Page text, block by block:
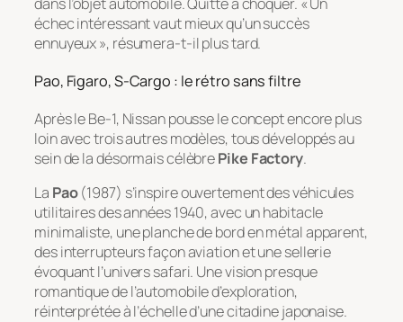
échec intéressant vaut mieux qu’un succès
ennuyeux », résumera-t-il plus tard.
Pao, Figaro, S-Cargo : le rétro sans filtre
Après le Be-1, Nissan pousse le concept encore plus
loin avec trois autres modèles, tous développés au
sein de la désormais célèbrePike Factory.
La Pao(1987) s’inspire ouvertement des véhicules
utilitaires des années 1940, avec un habitacle
minimaliste, une planche de bord en métal apparent,
des interrupteurs façon aviation et une sellerie
évoquant l’univers safari. Une vision presque
romantique de l’automobile d’exploration,
réinterprétée à l’échelle d’une citadine japonaise.